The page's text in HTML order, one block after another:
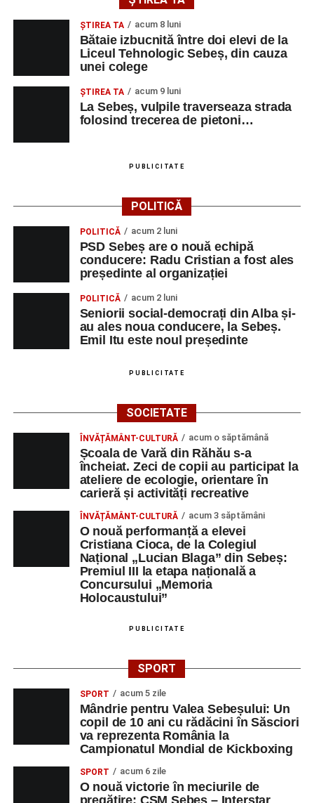
și de a lua parte la un veritabil schimb cultural prin
Adaugă-ne ca sursă preferată
Urmărește-ne pe Google News
Ultimele știri din Sebeș
Primăria Sebeș a decis să reducă intensitatea
iluminatului public pe timpul nopții, în contextul
apelului la economii al Guvernului Bolojan
Duminică, 23 august 2026, Râpa Roșie găzduiește
cea de-a III-a ediție a concursului „CicloAventurier
Primul concert din cadrul String Symphonic Camp
2026 a adus emoție și aplauze la Sebeș
ŞTIREA TA acum 8 luni
Bătaie izbucnită între doi elevi de la
Liceul Tehnologic Sebeș, din cauza
unei colege
ŞTIREA TA acum 9 luni
La Sebeș, vulpile traverseaza strada
folosind trecerea de pietoni…
PUBLICITATE
POLITICĂ
POLITICĂ acum 2 luni
PSD Sebeș are o nouă echipă
conducere: Radu Cristian a fost ales
președinte al organizației
POLITICĂ acum 2 luni
Seniorii social-democrați din Alba și-
au ales noua conducere, la Sebeș.
Emil Itu este noul președinte
PUBLICITATE
SOCIETATE
ÎNVĂȚĂMÂNT-CULTURĂ acum o săptămână
Școala de Vară din Răhău s-a
încheiat. Zeci de copii au participat la
ateliere de ecologie, orientare în
carieră și activități recreative
ÎNVĂȚĂMÂNT-CULTURĂ acum 3 săptămâni
O nouă performanță a elevei
Cristiana Cioca, de la Colegiul
Național „Lucian Blaga” din Sebeș:
Premiul III la etapa națională a
Concursului „Memoria
Holocaustului”
PUBLICITATE
SPORT
SPORT acum 5 zile
Mândrie pentru Valea Sebeșului: Un
copil de 10 ani cu rădăcini în Săsciori
va reprezenta România la
Campionatul Mondial de Kickboxing
SPORT acum 6 zile
O nouă victorie în meciurile de
pregătire: CSM Sebeș – Interstar